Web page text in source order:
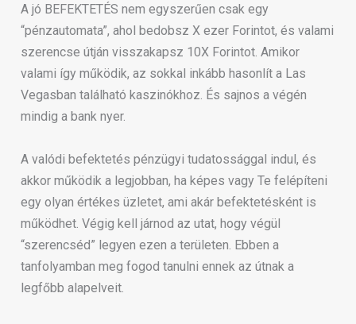
A jó BEFEKTETÉS nem egyszerűen csak egy
“pénzautomata”, ahol bedobsz X ezer Forintot, és valami
szerencse útján visszakapsz 10X Forintot. Amikor
valami így működik, az sokkal inkább hasonlít a Las
Vegasban található kaszinókhoz. És sajnos a végén
mindig a bank nyer.
A valódi befektetés pénzügyi tudatossággal indul, és
akkor működik a legjobban, ha képes vagy Te felépíteni
egy olyan értékes üzletet, ami akár befektetésként is
működhet. Végig kell járnod az utat, hogy végül
“szerencséd” legyen ezen a területen. Ebben a
tanfolyamban meg fogod tanulni ennek az útnak a
legfőbb alapelveit.